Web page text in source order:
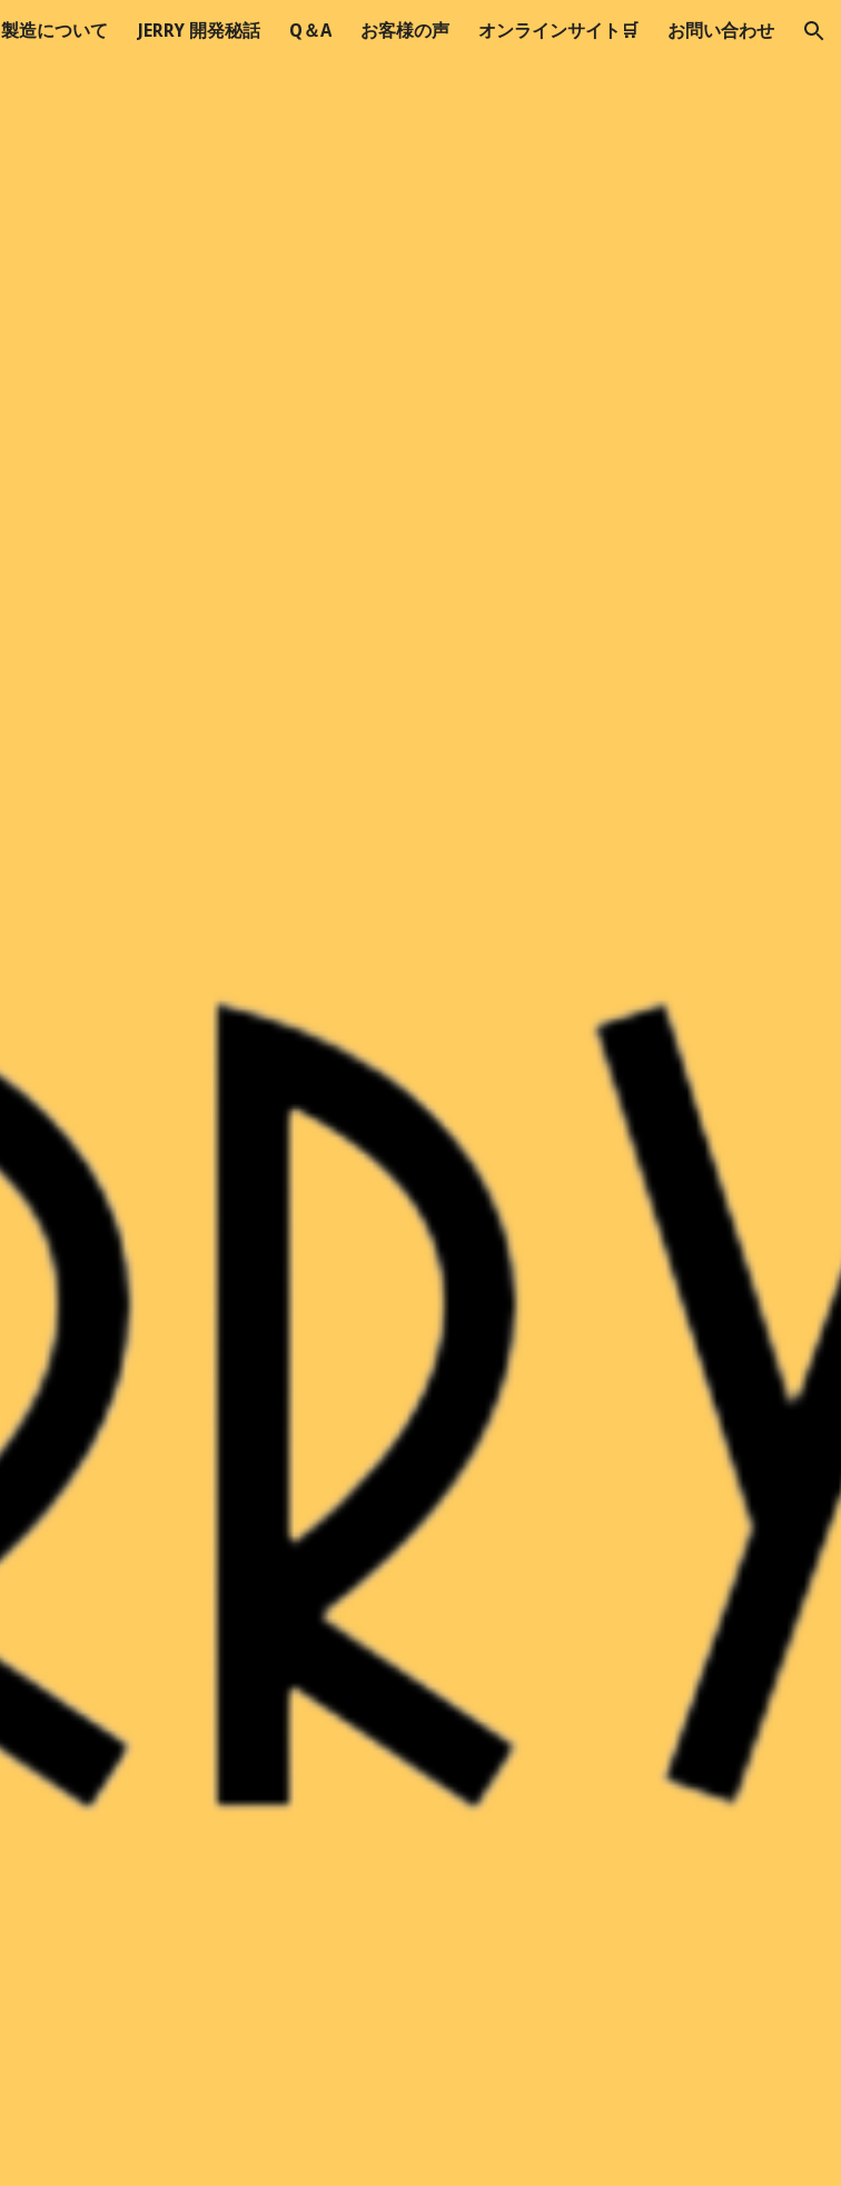
Skip to navigation
製造について JERRY 開発秘話 Q＆A お客様の声 オンラインサイト🛒 お問い合わせ